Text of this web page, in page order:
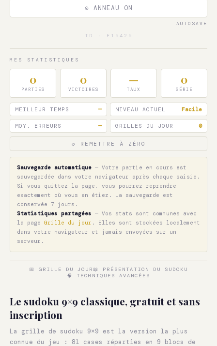
⊙ ANNEAU ON
AUTOSAVE
ID : F15425
MES STATISTIQUES
0
PARTIES
0
VICTOIRES
—
TAUX
0
SÉRIE
MEILLEUR TEMPS — NIVEAU ACTUEL Facile
MOY. ERREURS — GRILLES DU JOUR 0
↺ REMETTRE À ZÉRO
Sauvegarde automatique — Votre partie en cours est
sauvegardée dans votre navigateur après chaque saisie.
Si vous quittez la page, vous pourrez reprendre
exactement où vous en étiez. La sauvegarde est
conservée 7 jours.
Statistiques partagées — Vos stats sont communes avec
la page Grille du jour . Elles sont stockées localement
dans votre navigateur et jamais envoyées sur un
serveur.
📅 GRILLE DU JOUR📖 PRÉSENTATION DU SUDOKU
🧠 TECHNIQUES AVANCÉES
Le sudoku 9×9 classique, gratuit et sans
inscription
La grille de sudoku 9×9 est la version la plus
connue du jeu : 81 cases réparties en 9 blocs de